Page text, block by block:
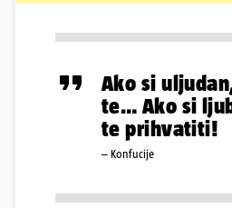
Ako si
te… Ako si
te prihvatiti!
– Konfucije